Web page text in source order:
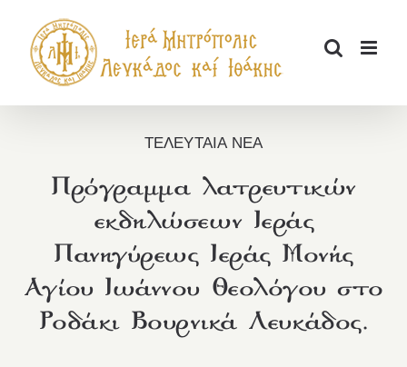
περιεχόμενο
ΤΕΛΕΥΤΑΙΑ ΝΕΑ
Πρόγραμμα λατρευτικών
εκδηλώσεων Ιεράς
Πανηγύρεως Ιεράς Μονής
Αγίου Ιωάννου Θεολόγου στο
Ροδάκι Βουρνικά Λευκάδος.